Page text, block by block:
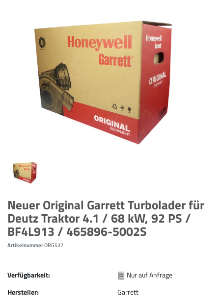
Neuer Original Garrett Turbolader für
Deutz Traktor 4.1 / 68 kW, 92 PS /
BF4L913 / 465896-5002S
ArtikelnummerORG537
Verfügbarkeit:
Hersteller:
Nur auf Anfrage
Garrett